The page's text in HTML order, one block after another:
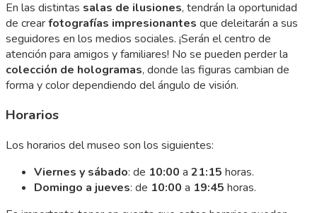
En las distintas salas de ilusiones, tendrán la oportunidad
de crearfotografías impresionantes que deleitarán a sus
seguidores en los medios sociales. ¡Serán el centro de
atención para amigos y familiares! No se pueden perder la
colección de hologramas, donde las figuras cambian de
forma y color dependiendo del ángulo de visión.
Horarios
Los horarios del museo son los siguientes:
Viernes y sábado: de 10:00 a 21:15 horas.
Domingo a jueves: de 10:00 a 19:45 horas.